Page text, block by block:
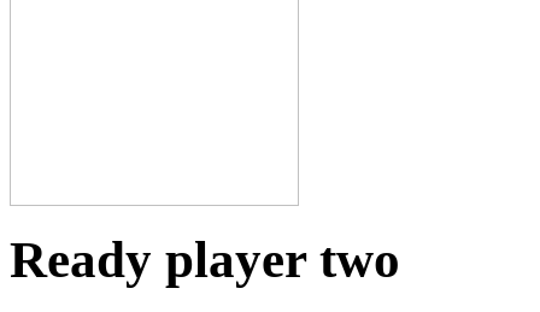
Ready player two